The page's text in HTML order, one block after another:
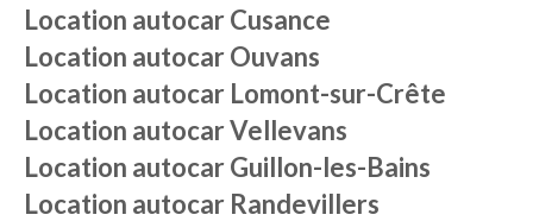
Location autocarCusance
Location autocarOuvans
Location autocar Lomont-sur-Crête
Location autocarVellevans
Location autocarGuillon-les-Bains
Location autocar Randevillers